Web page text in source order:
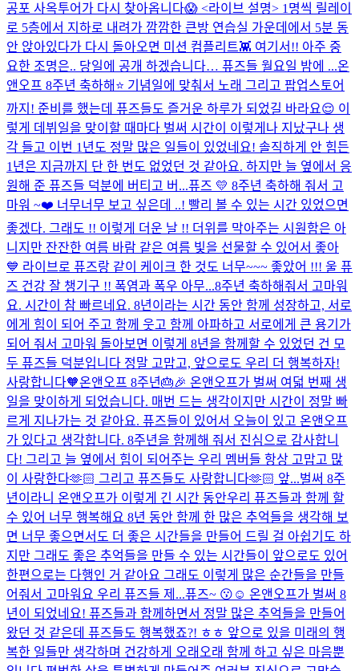
공포 사옥투어가 다시 찾아옵니다😱 <라이브 설명> 1명씩 릴레이
로 5층에서 지하로 내려가 깜깜한 큰방 연습실 가운데에서 5분 동
안 앉아있다가 다시 돌아오면 미션 컴플리트👾 여기서!! 아주 중
요한 조명은.. 당일에 공개 하겠습니다… 퓨즈들 월요일 밤에 ...온
앤오프 8주년 축하해⭐️ 기념일에 맞춰서 노래 그리고 팝업스토어
까지! 준비를 했는데 퓨즈들도 즐거운 하루가 되었길 바라요😌 이
렇게 데뷔일을 맞이할 때마다 벌써 시간이 이렇게나 지났구나 생
각 들고 이번 1년도 정말 많은 일들이 있었네요! 솔직하게 안 힘든
1년은 지금까지 단 한 번도 없었던 것 같아요. 하지만 늘 옆에서 응
원해 준 퓨즈들 덕분에 버티고 버...퓨즈 💛 8주년 축하해 줘서 고
마워 ~❤️ 너무너무 보고 싶은데 ..! 빨리 볼 수 있는 시간 있었으면
좋겠다. 그래도 !! 이렇게 더운 날 !! 더위를 막아주는 시원함은 아
니지만 잔잔한 여름 바람 같은 여름 빛을 선물할 수 있어서 좋아
💙 라이브로 퓨즈랑 같이 케이크 한 것도 너무~~~ 좋았어 !!! 울 퓨
즈 건강 잘 챙기구 !! 폭염과 폭우 아무...8주년 축하해줘서 고마워
요. 시간이 참 빠르네요. 8년이라는 시간 동안 함께 성장하고, 서로
에게 힘이 되어 주고 함께 웃고 함께 아파하고 서로에게 큰 용기가
되어 줘서 고마워 돌아보면 이렇게 8년을 함께할 수 있었던 건 모
두 퓨즈들 덕분입니다 정말 고맙고, 앞으로도 우리 더 행복하자!
사랑합니다🧡온앤오프 8주년🎂🎉 온앤오프가 벌써 여덟 번째 생
일을 맞이하게 되었습니다. 매번 드는 생각이지만 시간이 정말 빠
르게 지나가는 것 같아요. 퓨즈들이 있어서 오늘이 있고 온앤오프
가 있다고 생각합니다. 8주년을 함께해 줘서 진심으로 감사합니
다! 그리고 늘 옆에서 힘이 되어주는 우리 멤버들 항상 고맙고 많
이 사랑한다🫶🏻 그리고 퓨즈들도 사랑합니다🫶🏻 앞...벌써 8주
년이라니 온앤오프가 이렇게 긴 시간 동안우리 퓨즈들과 함께 할
수 있어 너무 행복해요 8년 동안 함께 한 많은 추억들을 생각해 보
면 너무 좋으면서도 더 좋은 시간들을 만들어 드릴 걸 아쉽기도 하
지만 그래도 좋은 추억들을 만들 수 있는 시간들이 앞으로도 있어
한편으로는 다행인 거 같아요 그래도 이렇게 많은 순간들을 만들
어줘서 고마워요 우리 퓨즈들 제...퓨즈~ 😗☺️ 온앤오프가 벌써 8
년이 되었네요! 퓨즈들과 함께하면서 정말 많은 추억들을 만들어
왔던 것 같은데 퓨즈들도 행복했죠?! ㅎㅎ 앞으로 있을 미래의 행
복한 일들만 생각하며 건강하게 오래오래 함께 하고 싶은 마음뿐